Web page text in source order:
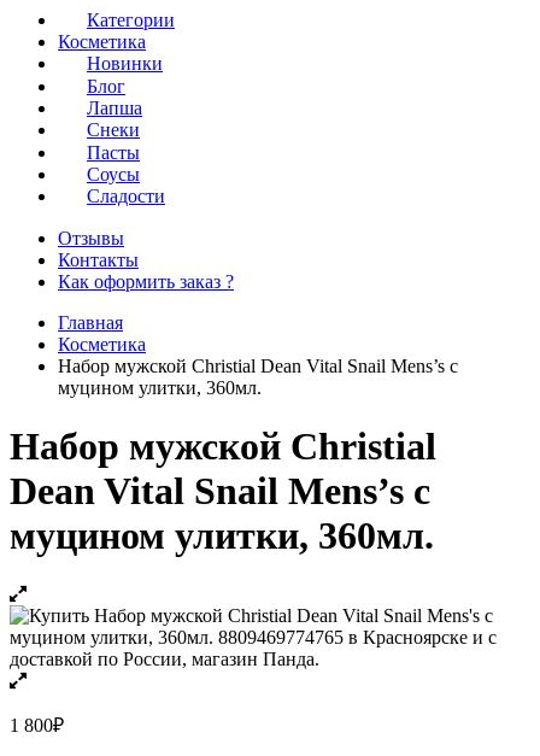
Категории
Косметика
Новинки
Блог
Лапша
Снеки
Пасты
Соусы
Сладости
Отзывы
Контакты
Как оформить заказ ?
Главная
Косметика
Набор мужской Christial Dean Vital Snail Mens’s с
муцином улитки, 360мл.
Набор мужской Christial
Dean Vital Snail Mens’s с
муцином улитки, 360мл.
1 800₽